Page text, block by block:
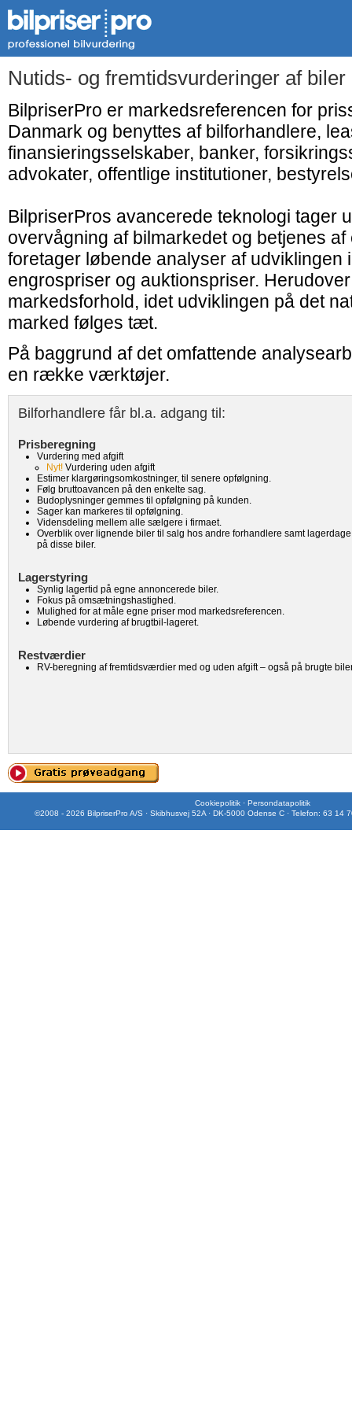
Nutids- og fremtidsvurderinger af
BilpriserPro er markedsreferencen for
Danmark og benyttes af bilforhandlere,
finansieringsselskaber, banker,
advokater, offentlige institutioner,
BilpriserPros avancerede teknologi tager
overvågning af bilmarkedet og betjenes
foretager løbende analyser af udviklingen
engrospriser og auktionspriser.
markedsforhold, idet udviklingen på det
marked følges tæt.
På baggrund af det omfattende
en række værktøjer.
Bilforhandlere får bl.a. adgang til:
Prisberegning
Vurdering med afgift
Nyt! Vurdering uden afgift
Estimer klargøringsomkostninger, til senere opfølgning.
Følg bruttoavancen på den enkelte sag.
Budoplysninger gemmes til opfølgning på kunden.
Sager kan markeres til opfølgning.
Vidensdeling mellem alle sælgere i firmaet.
Overblik over lignende biler til salg hos andre forhandlere samt lagerdage
på disse biler.
Lagerstyring
Synlig lagertid på egne annoncerede biler.
Fokus på omsætningshastighed.
Mulighed for at måle egne priser mod markedsreferencen.
Løbende vurdering af brugtbil-lageret.
Restværdier
RV-beregning af fremtidsværdier med og uden afgift – også på brugte
Cookiepolitik · Persondatapolitik
©2008 - 2026 BilpriserPro A/S · Skibhusvej 52A · DK-5000 Odense C · Telefon: 63 14